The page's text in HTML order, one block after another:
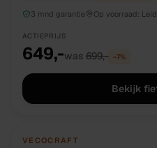
3 mnd garantie
Op voorraad:
ACTIEPRIJS
649,-was 699,- −7%
Bekijk
NIEUW
VECOCRAFT